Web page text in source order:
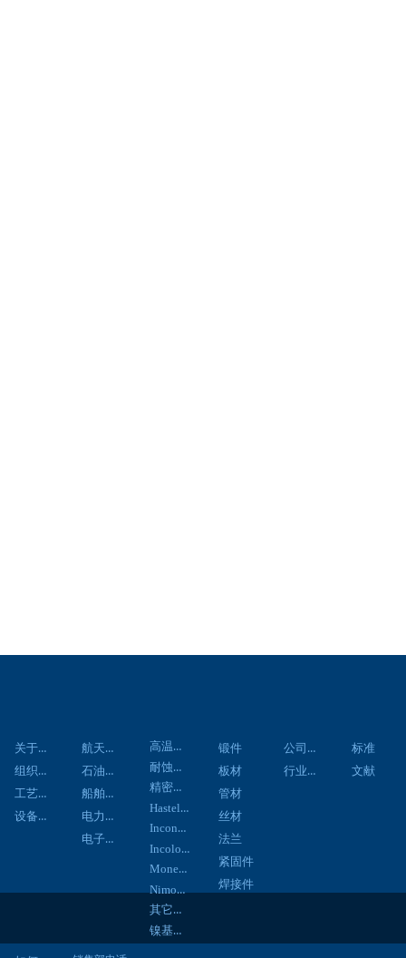
关于我们
组织架构
工艺流程
设备展示
航天航空
石油化工
船舶工程
电力工程
电子通信
高温合金
耐蚀合金
精密合金
Hastelloy合金
Inconel合金
Incoloy合金
Monel合金
Nimonic合金
其它合金
镍基焊材
公司新闻
行业新闻
标准
文献
锻件
板材
管材
丝材
法兰
紧固件
焊接件